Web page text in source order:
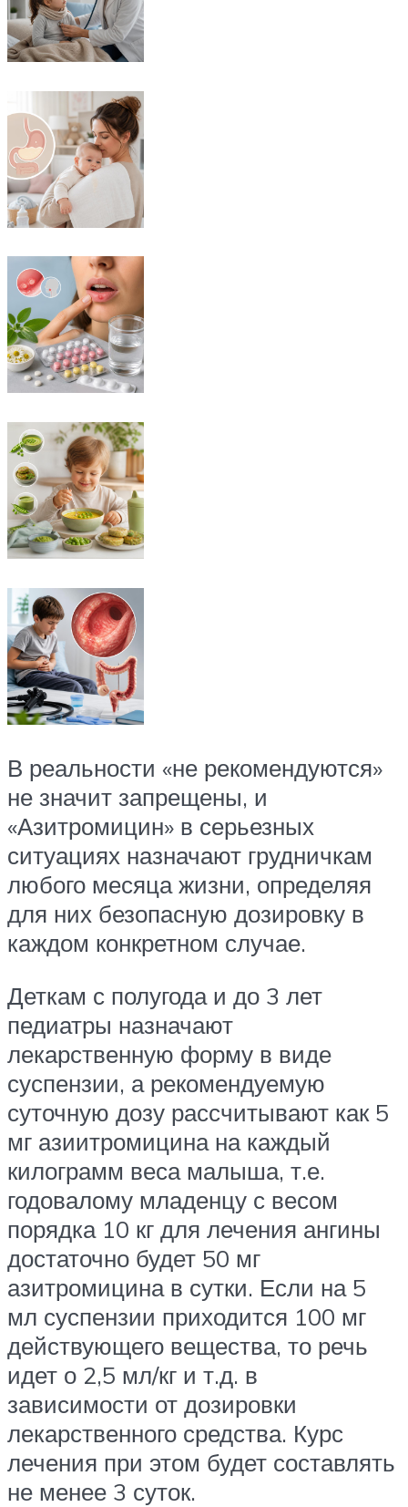
В реальности «не рекомендуются»
не значит запрещены, и
«Азитромицин» в серьезных
ситуациях назначают грудничкам
любого месяца жизни, определяя
для них безопасную дозировку в
каждом конкретном случае.
Деткам с полугода и до 3 лет
педиатры назначают
лекарственную форму в виде
суспензии, а рекомендуемую
суточную дозу рассчитывают как 5
мг азиитромицина на каждый
килограмм веса малыша, т.е.
годовалому младенцу с весом
порядка 10 кг для лечения ангины
достаточно будет 50 мг
азитромицина в сутки. Если на 5
мл суспензии приходится 100 мг
действующего вещества, то речь
идет о 2,5 мл/кг и т.д. в
зависимости от дозировки
лекарственного средства. Курс
лечения при этом будет составлять
не менее 3 суток.